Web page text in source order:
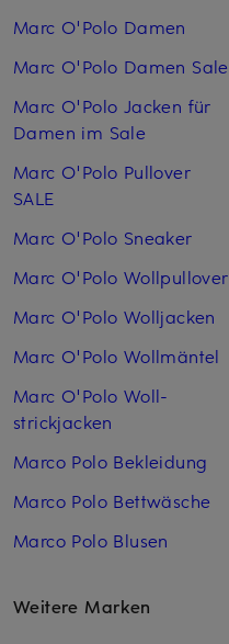
Marc O'Polo Damen
Marc O'Polo Damen Sale
Marc O'Polo Jacken für
Damen im Sale
Marc O'Polo Pullover
SALE
Marc O'Polo Sneaker
Marc O'Polo Wollpullover
Marc O'Polo Woll­jacken
Marc O'Polo Woll­mäntel
Marc O'Polo Woll­
strickjacken
Marco Polo Bekleidung
Marco Polo Bettwäsche
Marco Polo Blusen
Weitere Marken